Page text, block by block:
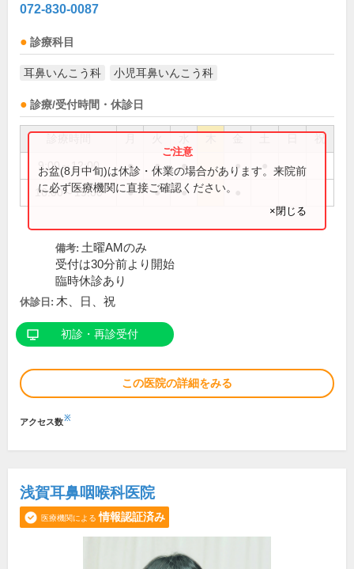
072-830-0087
診療科目
耳鼻いんこう科 小児耳鼻いんこう科
診療/受付時間・休診日
祝
9:00～12:00 ● ● ● ●
16:00～19:00 ● ● ●
お盆(8月中旬)は休診・休業の場合があります。来院前
に必ず医療機関に直接ご確認ください。
×閉じる
備考: 土曜AMのみ
受付は30分前より開始
臨時休診あり
休診日: 木、日、祝
初診・再診受付
この医院の詳細をみる
アクセス数※
浅賀耳鼻咽喉科医院
医療機関による 情報認証済み